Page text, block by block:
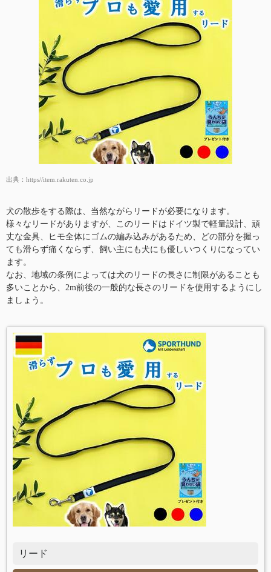
出典： https//item.rakuten.co.jp
犬の散歩をする際は、当然ながらリードが必要になります。
様々なリードがありますが、このリードはドイツ製で軽量設計、頑
丈な金具、ヒモ全体にゴムの編み込みがあるため、どの部分を握っ
ても滑らず痛くならず、飼い主にも犬にも優しいつくりになってい
ます。
なお、地域の条例によっては犬のリードの長さに制限があることも
多いことから、2m前後の一般的な長さのリードを使用するようにし
ましょう。
リード